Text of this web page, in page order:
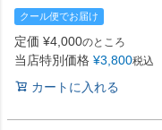
クール便でお届け
定価 ¥4,000のところ
当店特別価格 ¥3,800税込
カートに入れる